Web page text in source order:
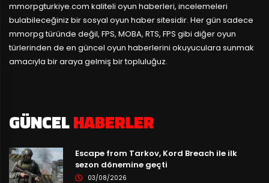
mmorpgturkiye.com kaliteli oyun haberleri, incelemeleri
bulabileceğiniz bir sosyal oyun haber sitesidir. Her gün sadece
mmorpg türünde değil, FPS, MOBA, RTS, FPS gibi diğer oyun
türlerinden de en güncel oyun haberlerini okuyuculara sunmak
amacıyla bir araya gelmiş bir topluluğuz.
GÜNCELHABERLER
Escape from Tarkov, Kord Breach ile ilk
sezon dönemine geçti
03/08/2026